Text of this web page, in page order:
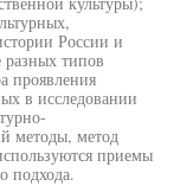
России и
разных типов
проявления
в исследовании
методы, метод
приемы
подхода.